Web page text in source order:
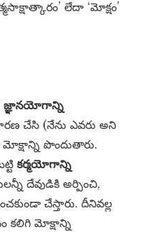
లేదా ‘మోక్షం’
జ్ఞానయోగాన్ని
చేసి (నేను ఎవరు అని
మోక్షాన్ని పొందుతారు.
కర్మయోగాన్ని
దేవుడికి అర్పించి,
చేస్తారు. దీనివల్ల
కలిగి మోక్షాన్ని